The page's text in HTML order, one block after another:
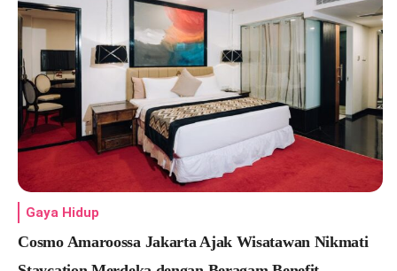
Gaya Hidup
Cosmo Amaroossa Jakarta Ajak Wisatawan Nikmati